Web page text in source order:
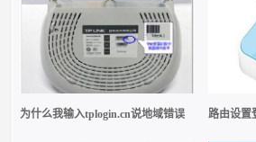
为什么我输入tplogin.cn说地域错误 路由设置